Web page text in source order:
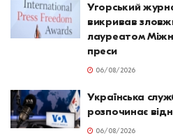
Угорський
викривав
лауреатом
преси
06/08/2026
Українська
розпочинає
06/08/2026